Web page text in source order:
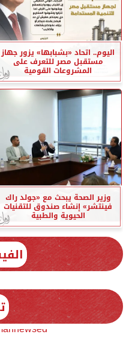
اليوم.. اتحاد «بشبابها» يزور جهاز
مستقبل مصر للتعرف على
المشروعات القومية
وزير الصحة يبحث مع «جولد راك
فينتشر» إنشاء صندوق للتقنيات
الحيوية والطبية